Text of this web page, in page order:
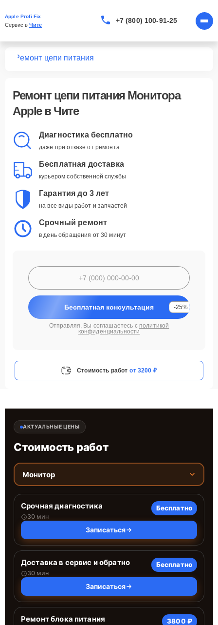
Apple Profi Fix
Сервис в Чите
+7 (800) 100-91-25
Ремонт цепи питания
Ремонт цепи питания Монитора
Apple в Чите
Диагностика бесплатно
даже при отказе от ремонта
Бесплатная доставка
курьером собственной службы
Гарантия до 3 лет
на все виды работ и запчастей
Срочный ремонт
в день обращения от 30 минут
Бесплатная консультация -25%
Отправляя, Вы соглашаетесь с политикой
конфиденциальности
Стоимость работ от 3200 ₽
АКТУАЛЬНЫЕ ЦЕНЫ
Стоимость работ
Монитор
Срочная диагностика
30 мин
Бесплатно
Записаться
Доставка в сервис и обратно
30 мин
Бесплатно
Записаться
Ремонт блока питания 3800 ₽